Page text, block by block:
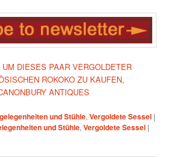
DIESES PAAR VERGOLDETER
ROKOKO ZU KAUFEN,
ANTIQUES
und Stühle,Vergoldete Sessel |
und Stühle,Vergoldete Sessel |